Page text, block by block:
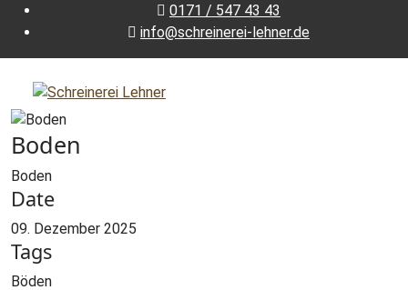
0171 / 547 43 43
info@schreinerei-lehner.de
Boden
Boden
Date
09. Dezember 2025
Tags
Böden